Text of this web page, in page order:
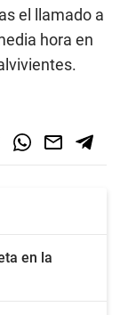
el llamado a
hora en
en la